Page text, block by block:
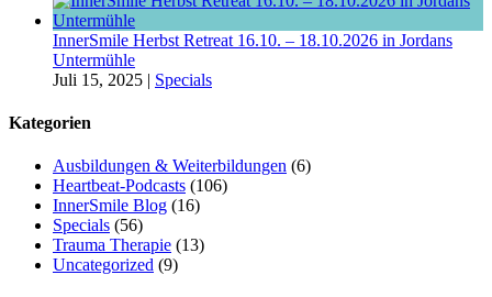
InnerSmile Herbst Retreat 16.10. – 18.10.2026 in Jordans
Untermühle
Juli 15, 2025 | Specials
Kategorien
Ausbildungen & Weiterbildungen (6)
Heartbeat-Podcasts (106)
InnerSmile Blog (16)
Specials (56)
Trauma Therapie (13)
Uncategorized (9)